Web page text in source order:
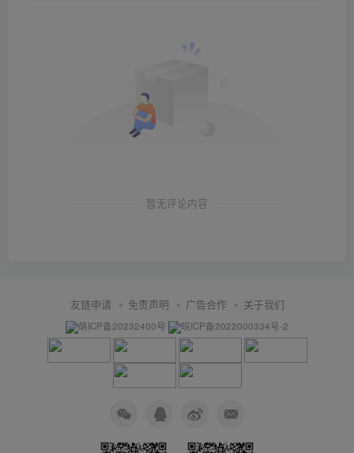
暂无评论内容
友链申请 免责声明 广告合作 关于我们
萌ICP备20232400号 皖ICP备2022000334号-2